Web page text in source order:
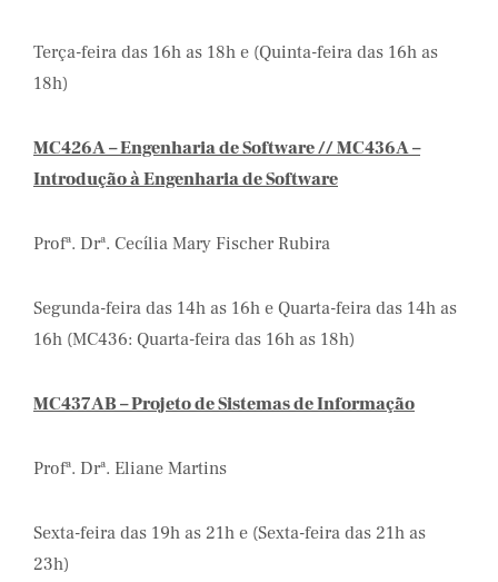
Terça-feira das 16h as 18h e (Quinta-feira das 16h as
18h)
MC426A – Engenharia de Software // MC436A –
Introdução à Engenharia de Software
Profª. Drª. Cecília Mary Fischer Rubira
Segunda-feira das 14h as 16h e Quarta-feira das 14h as
16h (MC436: Quarta-feira das 16h as 18h)
MC437AB – Projeto de Sistemas de Informação
Profª. Drª. Eliane Martins
Sexta-feira das 19h as 21h e (Sexta-feira das 21h as
23h)